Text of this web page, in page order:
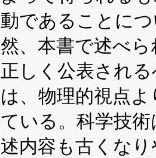
動であることに
然、本書で述べ
正しく公表され
は、物理的視点
ている。科学技
述内容も古くな